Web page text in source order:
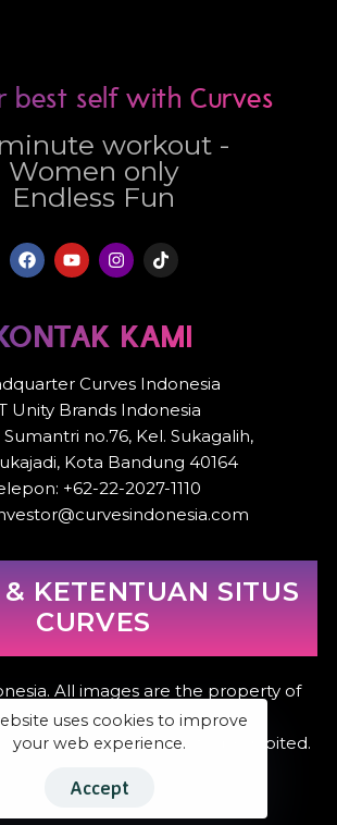
best self with Curves
workout -
Women only
Endless Fun
KAMI
Curves Indonesia
Unity Brands Indonesia
Sumantri no.76, Kel. Sukagalih,
Kota Bandung 40164
+62-22-2027-1110
& KETENTUAN SITUS
CURVES
All images are the property of
Curves Indonesia.
or distribution is strictly prohibited.
uses cookies to improve
your web experience.
Accept